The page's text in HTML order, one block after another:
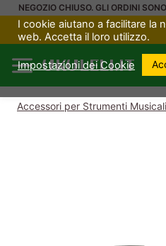
SaltaNEGOZIO CHIUSO. GLI ORDINI
UKULELI.IT
Accessori per Strumenti Musicali
I cookie aiutano a facilitare la
web. Accetta il loro utilizzo.
Impostazioni dei Cookie